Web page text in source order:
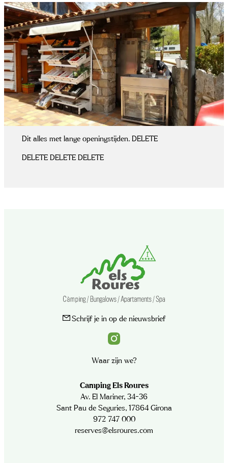
Dit alles met lange openingstijden. DELETE
DELETE DELETE DELETE
Camping Els Roures
Av. El Mariner, 34-36
Sant Pau de Seguries, 17864 Girona
972 747 000
reserves@elsroures.com
Schrijf je in op de nieuwsbrief
Waar zijn we?